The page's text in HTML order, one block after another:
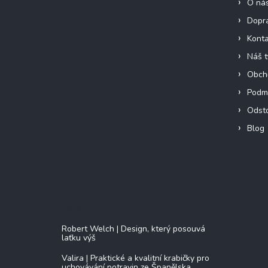
O
Náš
Blog
Robert Welch | Design, který posouvá
laťku výš
Valira | Praktické a kvalitní krabičky pro